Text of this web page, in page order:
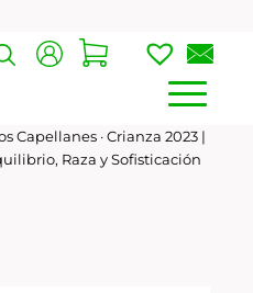
Capellanes · Crianza 2023 |
Raza y Sofisticación